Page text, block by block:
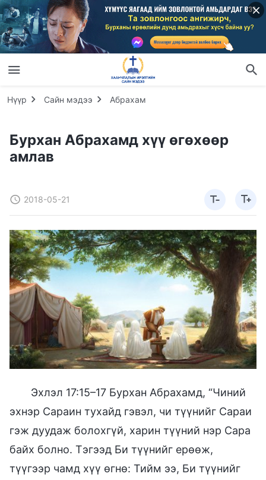
Нүүр Сайн мэдээ Абрахам
Бурхан Абрахамд хүү өгөхөөр
амлав
2018-05-21
Эхлэл 17:15–17 Бурхан Абрахамд, “Чиний
эхнэр Сараин тухайд гэвэл, чи түүнийг Сараи
гэж дуудаж болохгүй, харин түүний нэр Сара
байх болно. Тэгээд Би түүнийг ерөөж,
түүгээр чамд хүү өгнө: Тийм ээ, Би түүнийг